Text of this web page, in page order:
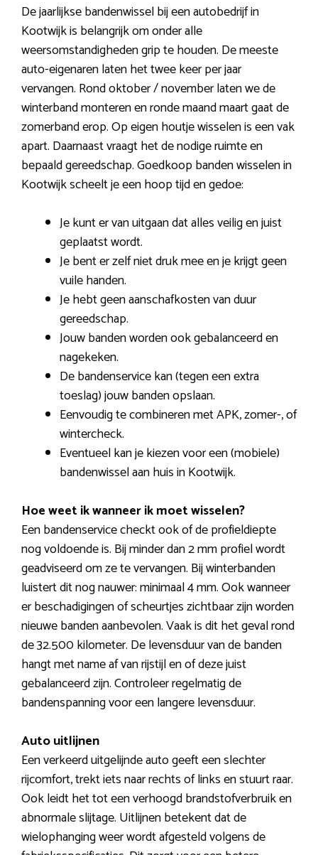
De jaarlijkse bandenwissel bij een autobedrijf in
Kootwijk is belangrijk om onder alle
weersomstandigheden grip te houden. De meeste
auto-eigenaren laten het twee keer per jaar
vervangen. Rond oktober / november laten we de
winterband monteren en ronde maand maart gaat de
zomerband erop. Op eigen houtje wisselen is een vak
apart. Daarnaast vraagt het de nodige ruimte en
bepaald gereedschap. Goedkoop banden wisselen in
Kootwijk scheelt je een hoop tijd en gedoe:
Je kunt er van uitgaan dat alles veilig en juist
geplaatst wordt.
Je bent er zelf niet druk mee en je krijgt geen
vuile handen.
Je hebt geen aanschafkosten van duur
gereedschap.
Jouw banden worden ook gebalanceerd en
nagekeken.
De bandenservice kan (tegen een extra
toeslag) jouw banden opslaan.
Eenvoudig te combineren met APK, zomer-, of
wintercheck.
Eventueel kan je kiezen voor een (mobiele)
bandenwissel aan huis in Kootwijk.
Hoe weet ik wanneer ik moet wisselen?
Een bandenservice checkt ook of de profieldiepte
nog voldoende is. Bij minder dan 2 mm profiel wordt
geadviseerd om ze te vervangen. Bij winterbanden
luistert dit nog nauwer: minimaal 4 mm. Ook wanneer
er beschadigingen of scheurtjes zichtbaar zijn worden
nieuwe banden aanbevolen. Vaak is dit het geval rond
de 32.500 kilometer. De levensduur van de banden
hangt met name af van rijstijl en of deze juist
gebalanceerd zijn. Controleer regelmatig de
bandenspanning voor een langere levensduur.
Auto uitlijnen
Een verkeerd uitgelijnde auto geeft een slechter
rijcomfort, trekt iets naar rechts of links en stuurt raar.
Ook leidt het tot een verhoogd brandstofverbruik en
abnormale slijtage. Uitlijnen betekent dat de
wielophanging weer wordt afgesteld volgens de